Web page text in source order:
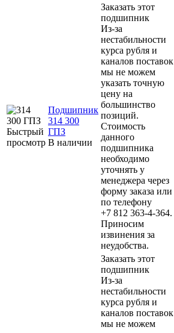
Быстрый
просмотр
Подшипник
314 300
ГПЗ
В наличии
Заказать этот
подшипник
Из-за
нестабильности
курса рубля и
каналов поставок
мы не можем
указать точную
цену на
большинство
позиций.
Стоимость
данного
подшипника
необходимо
уточнять у
менеджера через
форму заказа или
по телефону
+7 812 363-4-364.
Приносим
извинения за
неудобства.
Заказать этот
подшипник
Из-за
нестабильности
курса рубля и
каналов поставок
мы не можем